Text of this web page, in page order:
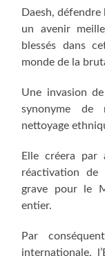
Daesh,
un avenir
blessés dans
monde de la
Une invasion
synonyme de
nettoyage
Elle créera par
réactivation de
grave pour le
entier.
Par
internationale,